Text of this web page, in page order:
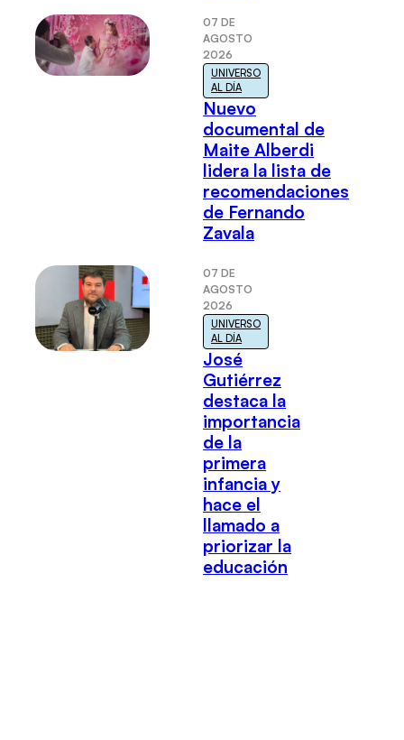
07 DE
AGOSTO
2026
UNIVERSO
AL DÍA
Nuevo
documental de
Maite Alberdi
lidera la lista de
recomendaciones
de Fernando
Zavala
07 DE
AGOSTO
2026
UNIVERSO
AL DÍA
José
Gutiérrez
destaca la
importancia
de la
primera
infancia y
hace el
llamado a
priorizar la
educación